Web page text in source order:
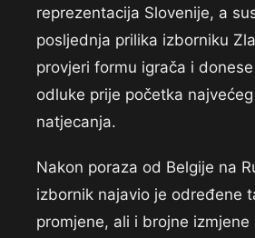
reprezentacija Slovenije, a
posljednja prilika izborniku
provjeri formu igrača i
odluke prije početka
natjecanja.
Nakon poraza od Belgije na
izbornik najavio je određene
promjene, ali i brojne izmjene